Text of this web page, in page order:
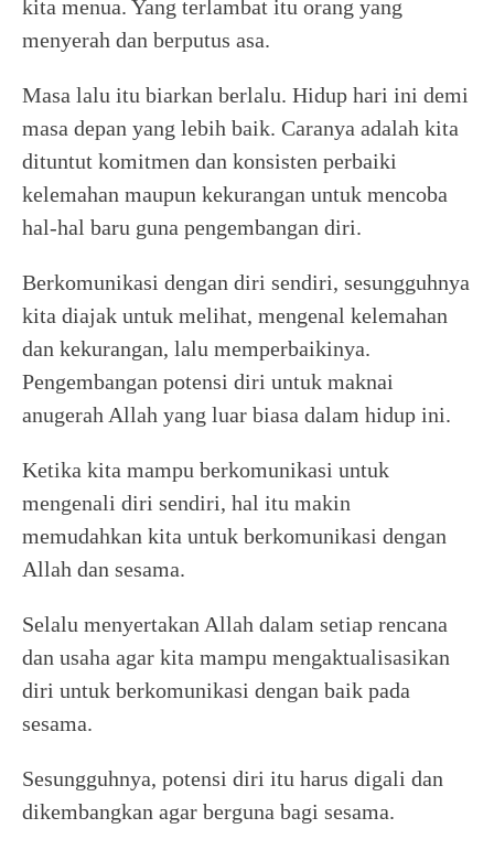
kita menua. Yang terlambat itu orang yang
menyerah dan berputus asa.
Masa lalu itu biarkan berlalu. Hidup hari ini demi
masa depan yang lebih baik. Caranya adalah kita
dituntut komitmen dan konsisten perbaiki
kelemahan maupun kekurangan untuk mencoba
hal-hal baru guna pengembangan diri.
Berkomunikasi dengan diri sendiri, sesungguhnya
kita diajak untuk melihat, mengenal kelemahan
dan kekurangan, lalu memperbaikinya.
Pengembangan potensi diri untuk maknai
anugerah Allah yang luar biasa dalam hidup ini.
Ketika kita mampu berkomunikasi untuk
mengenali diri sendiri, hal itu makin
memudahkan kita untuk berkomunikasi dengan
Allah dan sesama.
Selalu menyertakan Allah dalam setiap rencana
dan usaha agar kita mampu mengaktualisasikan
diri untuk berkomunikasi dengan baik pada
sesama.
Sesungguhnya, potensi diri itu harus digali dan
dikembangkan agar berguna bagi sesama.